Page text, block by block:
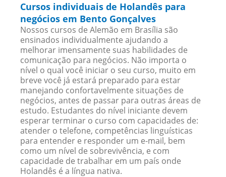
Cursos individuais de Holandês para
negócios em Bento Gonçalves
Nossos cursos de Alemão em Brasília são
ensinados individualmente ajudando a
melhorar imensamente suas habilidades de
comunicação para negócios. Não importa o
nível o qual você iniciar o seu curso, muito em
breve você já estará preparado para estar
manejando confortavelmente situações de
negócios, antes de passar para outras áreas de
estudo. Estudantes do nível iniciante devem
esperar terminar o curso com capacidades de:
atender o telefone, competências linguísticas
para entender e responder um e-mail, bem
como um nível de sobrevivência, e com
capacidade de trabalhar em um país onde
Holandês é a língua nativa.